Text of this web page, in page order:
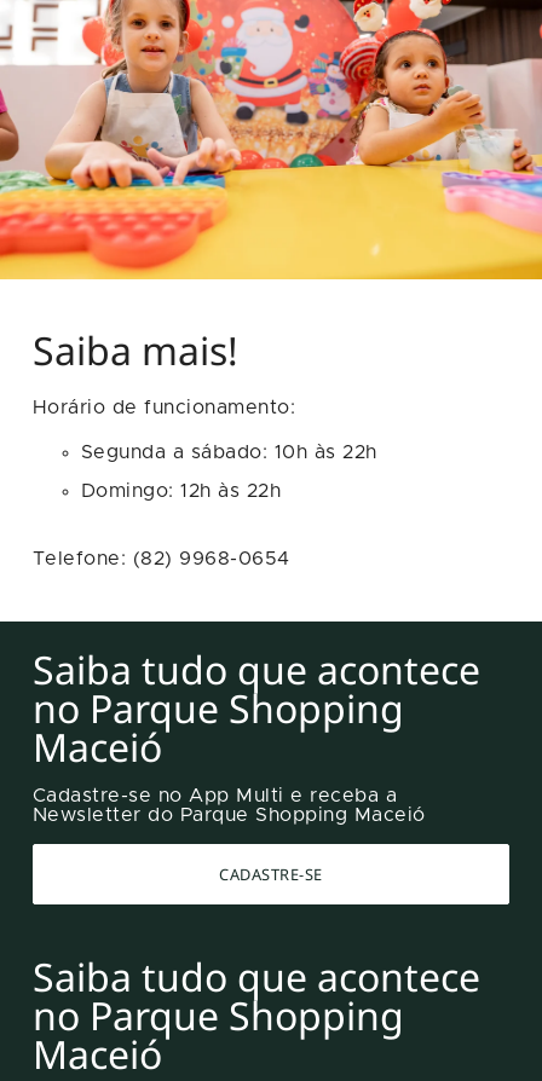
Saiba mais!
Horário de funcionamento:
Segunda a sábado: 10h às 22h
Domingo: 12h às 22h
Telefone: (82) 9968-0654
Saiba tudo que acontece
no Parque Shopping
Maceió
Cadastre-se no App Multi e receba a
Newsletter do Parque Shopping Maceió
CADASTRE-SE
Saiba tudo que acontece
no Parque Shopping
Maceió